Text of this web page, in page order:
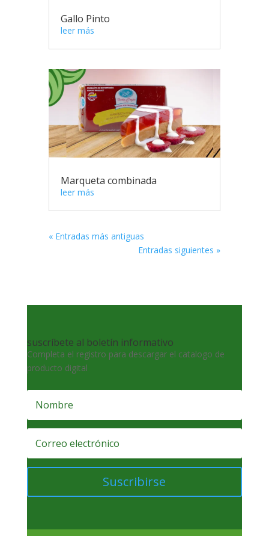
Gallo Pinto
leer más
Marqueta combinada
leer más
« Entradas más antiguas
Entradas siguientes »
suscríbete al boletín informativo
Completa el registro para descargar el catalogo de
producto digital
Suscribirse